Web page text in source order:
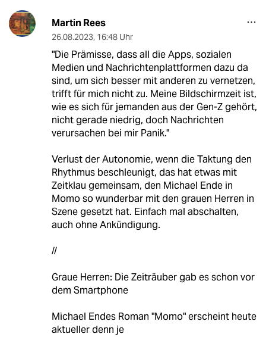
Martin Rees
26.08.2023, 16:48 Uhr
"Die Prämisse, dass all die Apps, sozialen
Medien und Nachrichtenplattformen dazu da
sind, um sich besser mit anderen zu vernetzen,
trifft für mich nicht zu. Meine Bildschirmzeit ist,
wie es sich für jemanden aus der Gen-Z gehört,
nicht gerade niedrig, doch Nachrichten
verursachen bei mir Panik."
Verlust der Autonomie, wenn die Taktung den
Rhythmus beschleunigt, das hat etwas mit
Zeitklau gemeinsam, den Michael Ende in
Momo so wunderbar mit den grauen Herren in
Szene gesetzt hat. Einfach mal abschalten,
auch ohne Ankündigung.
//
Graue Herren: Die Zeiträuber gab es schon vor
dem Smartphone
Michael Endes Roman "Momo" erscheint heute
aktueller denn je